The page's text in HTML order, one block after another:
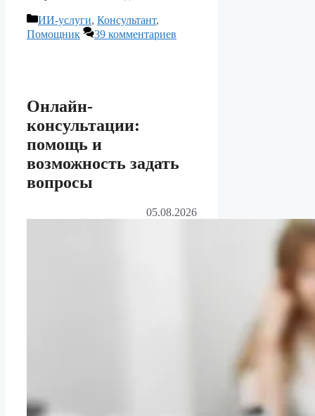
Рубрики
ИИ-услуги, Консультант,
Помощник
39 комментариев
Онлайн-
консультации:
помощь и
возможность задать
вопросы
05.08.2026